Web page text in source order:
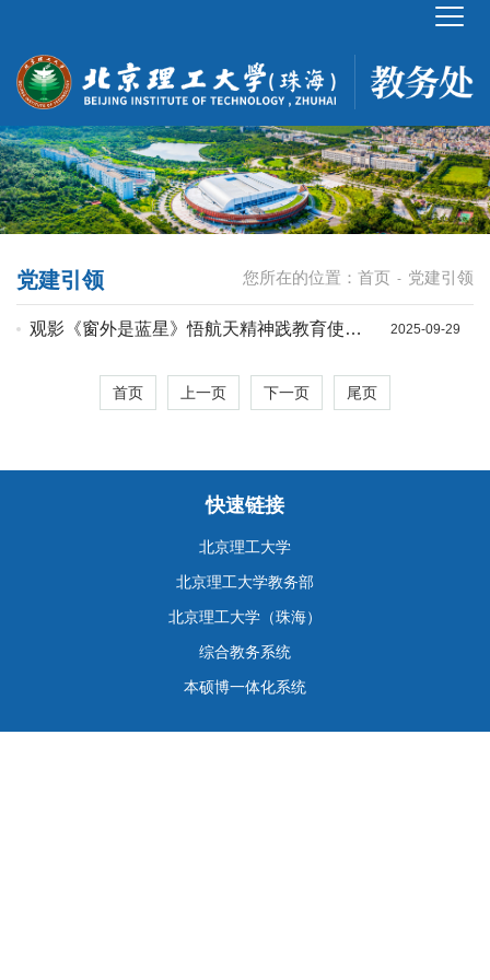
您所在的位置： 首页 - 党建引领
党建引领
观影《窗外是蓝星》悟航天精神践教育使命
2025-09-29
首页 上一页 下一页 尾页
快速链接
北京理工大学
北京理工大学教务部
北京理工大学（珠海）
综合教务系统
本硕博一体化系统